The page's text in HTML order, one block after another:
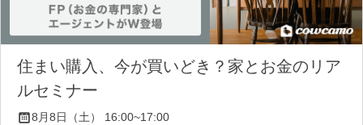
住まい購入、今が買いどき？家とお金のリア
ルセミナー
8月8日（土） 16:00~17:00